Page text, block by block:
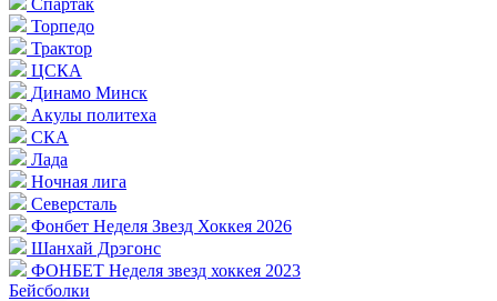
Спартак
Торпедо
Трактор
ЦСКА
Динамо Минск
Акулы политеха
СКА
Лада
Ночная лига
Северсталь
Фонбет Неделя Звезд Хоккея 2026
Шанхай Дрэгонс
ФОНБЕТ Неделя звезд хоккея 2023
Бейсболки